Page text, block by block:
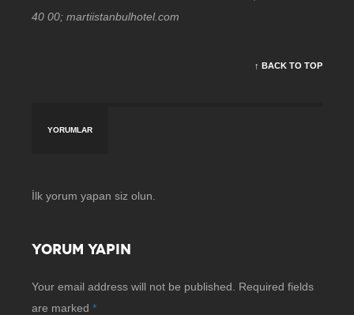
40 00; martiistanbulhotel.com
↑ BACK TO TOP
YORUMLAR
İlk yorum yapan siz olun.
YORUM YAPIN
Your email address will not be published.
Required fields
are marked *